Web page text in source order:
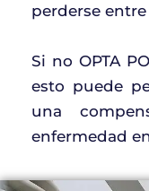
perderse
Si no OPTA
esto puede
una
enfermedad